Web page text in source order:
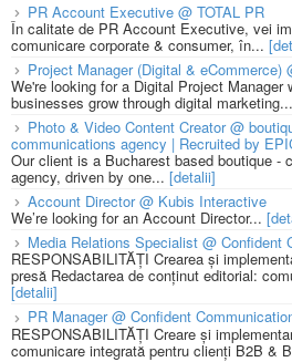
PR Account Executive @ TOTAL PR
În calitate de PR Account Executive, vei
comunicare corporate & consumer, în...
Project Manager (Digital & eCommerce)
We're looking for a Digital Project Manager
businesses grow through digital marketing...
Photo & Video Content Creator @
communications agency | Recruited by
Our client is a Bucharest based boutique -
agency, driven by one... [detalii]
Account Director @ Kubis Interactive
We’re looking for an Account Director...
Media Relations Specialist @ Confident
RESPONSABILITĂȚI Crearea și
presă Redactarea de conținut editorial:
[detalii]
PR Manager @ Confident
RESPONSABILITĂȚI Creare și
comunicare integrată pentru clienți B2B &